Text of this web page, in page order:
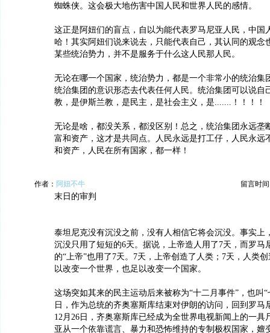
蜘蛛侠。这会极大地伤害中国人民和世界人民的感情。
这正是阿妞们的盲点，自以为能代表罗马尼亚人民，中国
哈！其实阿妞们说来说去，只能代表自己，其认同的观念
某些统治势力，并不是服务于什么这人民那人民。
无论在哪一个国家，统治势力，都是一个非常小的统治集
统治集团的意识形态去代表任何人民。统治集团可以说自
教，是伊斯兰教，是民主，是社会主义，是.......！！！！
无论是啥，都没关系，都没区别！总之，统治集团永远垄
富和资产，这才是共同点。人民永远是打工仔，人民永远
和资产，人民在所有国家，都一样！
作者： 阿妞不牛 留言时间
末日的审判
泰坦尼克没有沉没之前，没有人相信它将会沉没。事实上
沉没只用了短短的6天。据说，上帝造人用了7天，而罗马
的“上帝”也用了7天。7天，上帝创造了人类；7天，人类
以改变一个世界，也足以改变一个国家。
这场突如其来的民主运动后来被称为“十二月事件”，也叫“
日，作为总统的齐奥塞斯库结束对伊朗的访问，回到罗马
12月26日，齐奥塞斯库已经成为全世界电视新闻上的一具
亚从一个依靠谎言、暴力和恐怖维持的专制极权国家，嬗